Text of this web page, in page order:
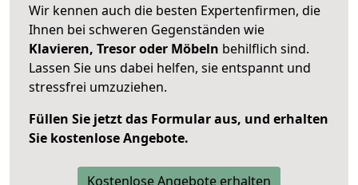
Wir kennen auch die besten Expertenfirmen, die
Ihnen bei schweren Gegenständen wie
Klavieren, Tresor oder Möbeln behilflich sind.
Lassen Sie uns dabei helfen, sie entspannt und
stressfrei umzuziehen.
Füllen Sie jetzt das Formular aus, und erhalten
Sie kostenlose Angebote.
Kostenlose Angebote erhalten